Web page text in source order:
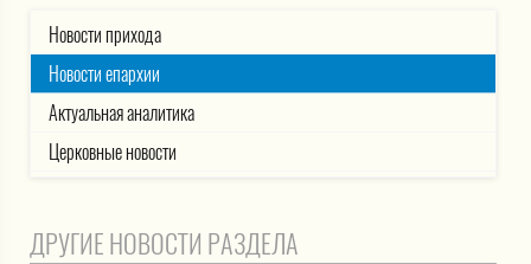
Новости прихода
Новости епархии
Актуальная аналитика
Церковные новости
ДРУГИЕ НОВОСТИ РАЗДЕЛА